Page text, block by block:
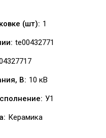
(шт): 1
te00432771
В: 10 кВ
У1
Керамика